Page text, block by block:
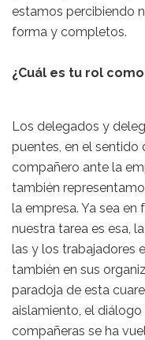
estamos percibiendo
forma y completos.
¿Cuál es tu rol
Los delegados y
puentes, en el sentido
compañero ante la
también
la empresa. Ya sea
nuestra tarea es esa,
las y los trabajadores
también en sus
paradoja de esta
aislamiento, el
compañeras se ha